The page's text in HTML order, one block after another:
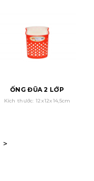
ỐNG ĐŨA 2 LỚP
Kích thước: 12x12x14,5cm
>